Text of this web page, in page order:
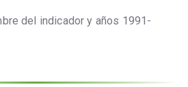
del indicador y años 1991-